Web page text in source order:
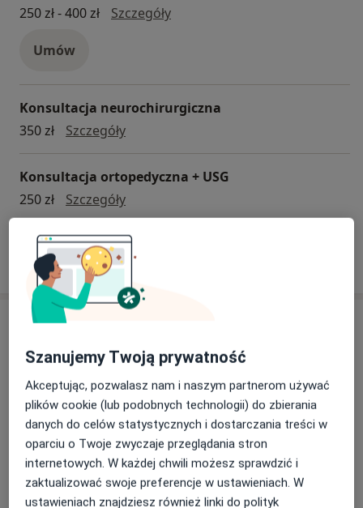
250 zł - 400 zł
Szczegółykonsultacja ortopedyczna
Umów
Konsultacja neurochirurgiczna
350 zł
Szczegółykonsultacja neurochirurgiczna
Konsultacja ortopedyczna + USG
250 zł
Szczegółykonsultacja ortopedyczna + USG
W jaki sposób ustalane są ceny?
Specjaliści
Wszystkie
lek. Mateusz Jóźwik
Ortopeda
78 opinii
Popularny
Szanujemy Twoją prywatność
Akceptując, pozwalasz nam i naszym partnerom używać
plików cookie (lub podobnych technologii) do zbierania
danych do celów statystycznych i dostarczania treści w
oparciu o Twoje zwyczaje przeglądania stron
internetowych. W każdej chwili możesz sprawdzić i
zaktualizować swoje preferencje w ustawieniach. W
ustawieniach znajdziesz również linki do polityk